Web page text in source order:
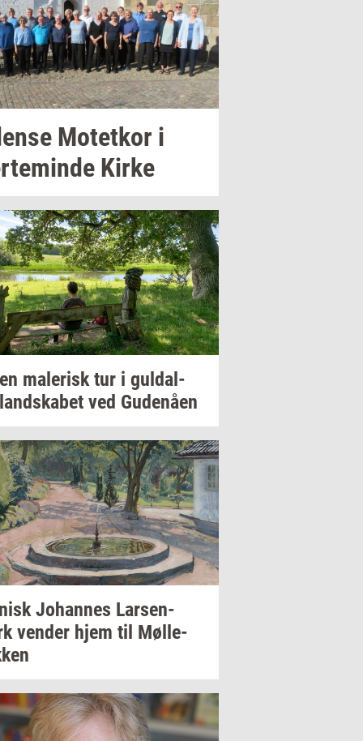
Mo­tet­kor i
Kirke
ma­le­risktur i gul­dal­
ved Gu­denå­en
Jo­han­nes Larsen-​
ven­der hjem til Møl­le­